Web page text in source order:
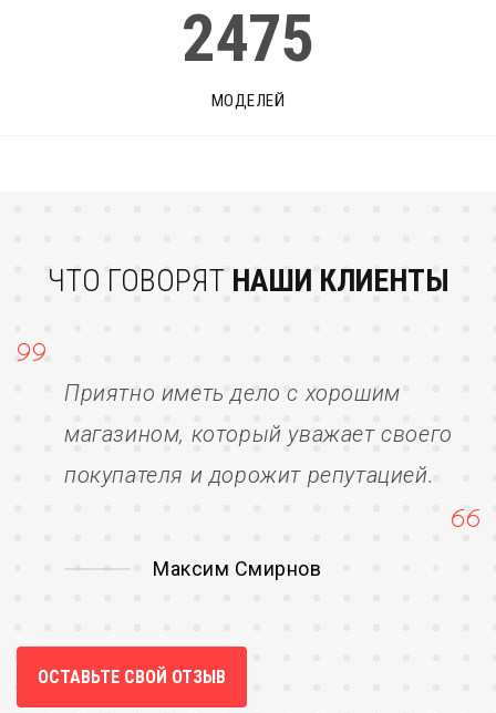
2475
МОДЕЛЕЙ
ЧТО ГОВОРЯТНАШИ КЛИЕНТЫ
Приятно иметь дело с хорошим
магазином, который уважает своего
покупателя и дорожит репутацией.
Максим Смирнов
ОСТАВЬТЕ СВОЙ ОТЗЫВ